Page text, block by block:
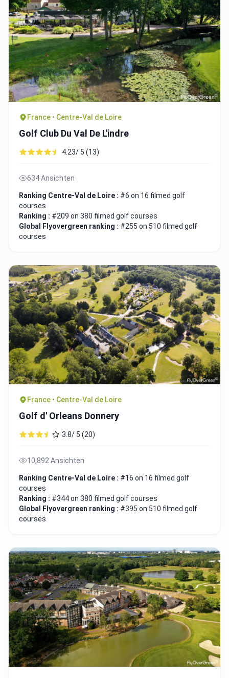
France • Centre-Val de Loire
Golf Club Du Val De L'indre
4.23/ 5 (13)
634 Ansichten
Ranking Centre-Val de Loire : #6 on 16 filmed golf
courses
Ranking : #209 on 380 filmed golf courses
Global Flyovergreen ranking : #255 on 510 filmed golf
courses
France • Centre-Val de Loire
Golf d' Orleans Donnery
3.8/ 5 (20)
10,892 Ansichten
Ranking Centre-Val de Loire : #16 on 16 filmed golf
courses
Ranking : #344 on 380 filmed golf courses
Global Flyovergreen ranking : #395 on 510 filmed golf
courses